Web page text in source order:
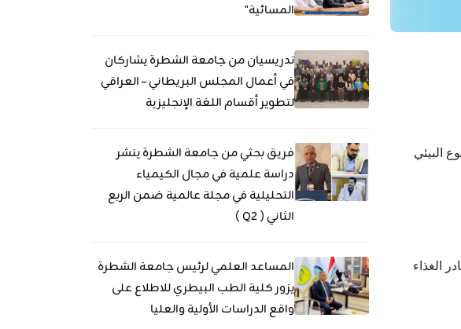
البيئي
الغذاء
المسائية"
تدريسيان من جامعة الشطرة يشاركان
في أعمال المجلس البريطاني – العراقي
لتطوير أقسام اللغة الإنجليزية
فريق بحثي من جامعة الشطرة ينشر
دراسة علمية في مجال الكيمياء
التحليلية في مجلة عالمية ضمن الربع
الثاني ( Q2 )
المساعد العلمي لرئيس جامعة الشطرة
يزور كلية الطب البيطري للاطلاع على
واقع الدراسات الأولية والعليا